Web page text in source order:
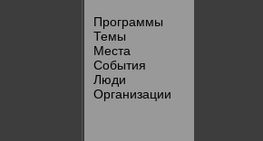
Программы
Темы
Места
События
Люди
Организации